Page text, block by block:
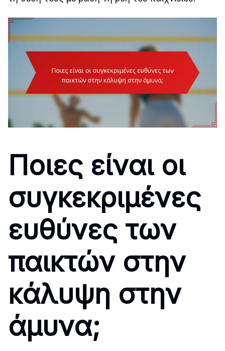
Ποιες είναι οι
συγκεκριμένες
ευθύνες των
παικτών στην
κάλυψη στην
άμυνα;